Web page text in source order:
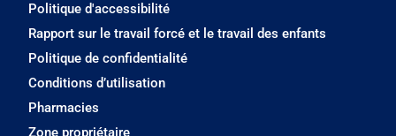
Politique d'accessibilité
Rapport sur le travail forcé et le travail des enfants
Politique de confidentialité
Conditions d’utilisation
Pharmacies
Zone propriétaire